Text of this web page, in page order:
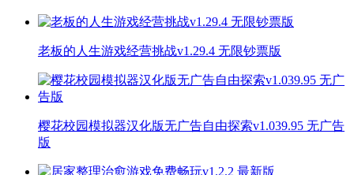
老板的人生游戏经营挑战v1.29.4 无限钞票版
樱花校园模拟器汉化版无广告自由探索v1.039.95 无广告
版